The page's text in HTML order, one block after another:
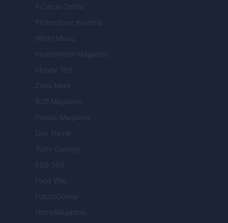
Il Calcio Online
Professione mamma
World Music
Investimenti Magazine
Money 365
Zona Nerd
B2B Magazine
People Magazine
Day Travel
Tutto Gaming
ESG 365
Food Wiki
FuturoDonna
HomeMagazine